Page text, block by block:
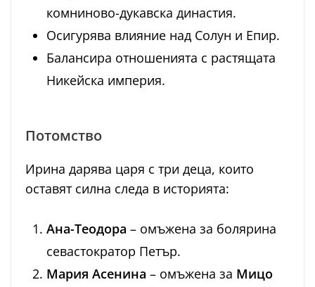
комниново-дукавска династия.
Осигурява влияние над Солун и Епир.
Балансира отношенията с растящата
Никейска империя.
Потомство
Ирина дарява царя с три деца, които
оставят силна следа в историята:
Ана-Теодора – омъжена за болярина
севастократор Петър.
Мария Асенина – омъжена за Мицо